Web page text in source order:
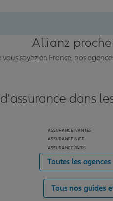
Allianz
vous soyez en France, nos
dans
ASSURANCE NANTES
ASSURANCE NICE
ASSURANCE PARIS
Toutes les
Tous nos guides